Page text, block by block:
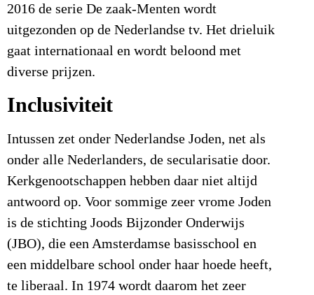
2016 de serie De zaak-Menten wordt
uitgezonden op de Nederlandse tv. Het drieluik
gaat internationaal en wordt beloond met
diverse prijzen.
Inclusiviteit
Intussen zet onder Nederlandse Joden, net als
onder alle Nederlanders, de secularisatie door.
Kerkgenootschappen hebben daar niet altijd
antwoord op. Voor sommige zeer vrome Joden
is de stichting Joods Bijzonder Onderwijs
(JBO), die een Amsterdamse basisschool en
een middelbare school onder haar hoede heeft,
te liberaal. In 1974 wordt daarom het zeer